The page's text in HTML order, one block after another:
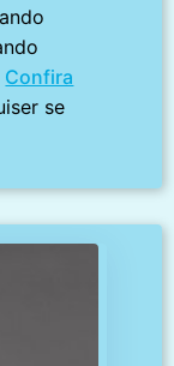
Confira
se